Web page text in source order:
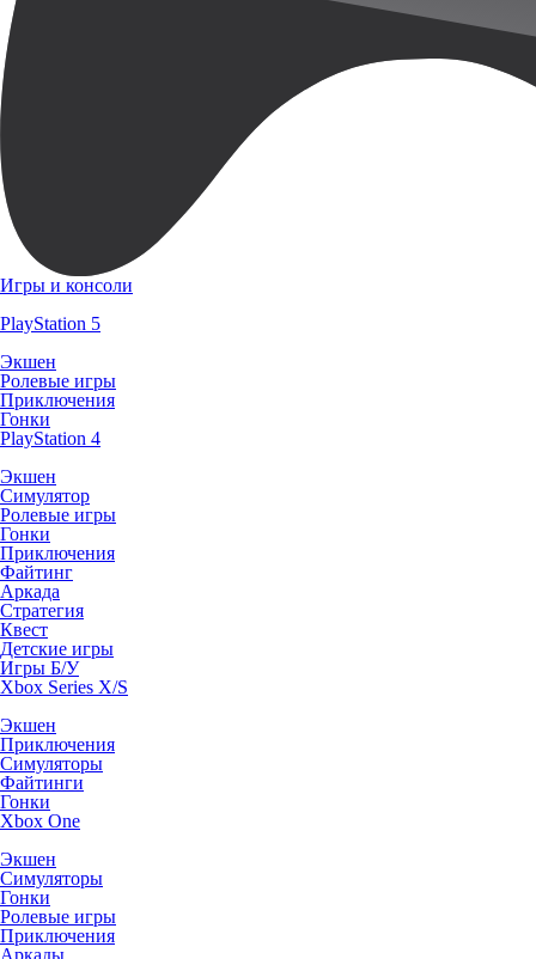
Игры и консоли
PlayStation 5
Экшен
Ролевые игры
Приключения
Гонки
PlayStation 4
Экшен
Симулятор
Ролевые игры
Гонки
Приключения
Файтинг
Аркада
Стратегия
Квест
Детские игры
Игры Б/У
Xbox Series X/S
Экшен
Приключения
Симуляторы
Файтинги
Гонки
Xbox One
Экшен
Симуляторы
Гонки
Ролевые игры
Приключения
Аркады